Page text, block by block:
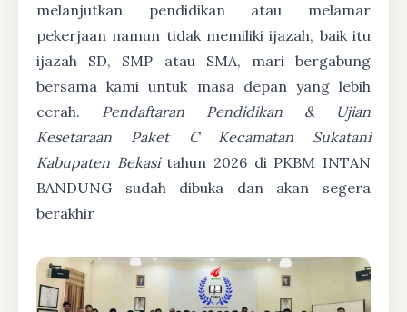
melanjutkan pendidikan atau melamar
pekerjaan namun tidak memiliki ijazah, baik itu
ijazah SD, SMP atau SMA, mari bergabung
bersama kami untuk masa depan yang lebih
cerah. Pendaftaran Pendidikan & Ujian
Kesetaraan Paket C Kecamatan Sukatani
Kabupaten Bekasitahun 2026 di PKBM INTAN
BANDUNG sudah dibuka dan akan segera
berakhir